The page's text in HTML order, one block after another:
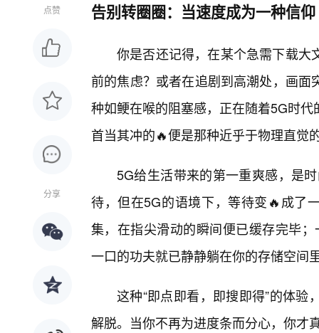
点赞
分享
告别转圈圈：当速度成为一种信仰
你是否还记得，在某个急需下载大
前的焦虑？或者在追剧到高潮处，画
种如鲠在喉的阻塞感，正在随着5G时
首当其冲的🔥便是那种近乎于物理直觉
5G给生活带来的第一重爽感，是
待，但在5G的语境下，等待变🔥成了
集，在指尖滑动的瞬间便已缓存完毕
一口的功夫就已静静躺在你的存储空间
这种“即点即看，即搜即得”的体
解脱。当你不再为进度条而分心，你才